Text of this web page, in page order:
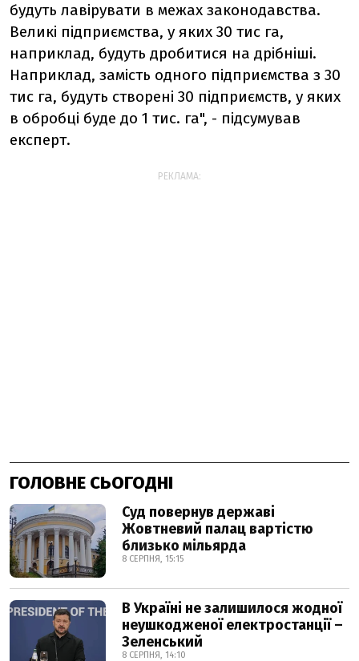
будуть лавірувати в межах законодавства.
Великі підприємства, у яких 30 тис га,
наприклад, будуть дробитися на дрібніші.
Наприклад, замість одного підприємства з 30
тис га, будуть створені 30 підприємств, у яких
в обробці буде до 1 тис. га", - підсумував
експерт.
РЕКЛАМА:
ГОЛОВНЕ СЬОГОДНІ
Суд повернув державі
Жовтневий палац вартістю
близько мільярда
8 СЕРПНЯ, 15:15
В Україні не залишилося жодної
неушкодженої електростанції –
Зеленський
8 СЕРПНЯ, 14:10